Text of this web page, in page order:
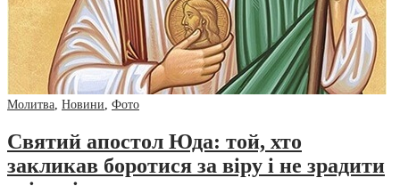
Молитва, Новини, Фото
Святий апостол Юда: той, хто
закликав боротися за віру і не зрадити